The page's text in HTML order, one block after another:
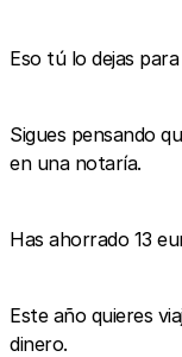
Eso tú lo dejas
Sigues pensando
en una notaría.
Has ahorrado 13
Este año quieres
dinero.